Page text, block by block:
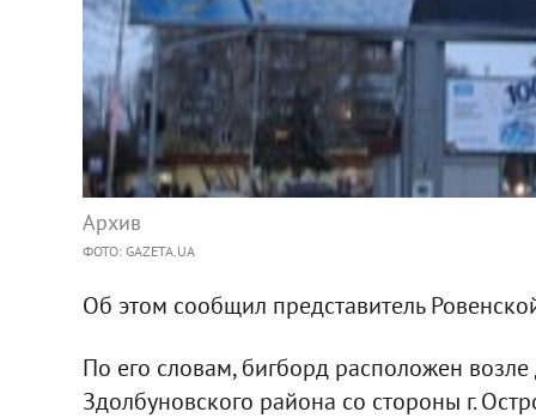
Архив
ФОТО: GAZETA.UA
Об этом сообщил представитель
По его словам, бигборд расположен
Здолбуновского района со стороны г.